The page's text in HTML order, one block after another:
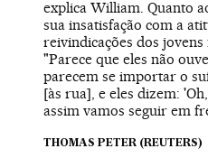
explica William. Quanto
sua insatisfação com a
reivindicações dos jovens
"Parece que eles não
parecem se importar o
[às rua], e eles dizem:
assim vamos seguir em
THOMAS PETER (REUTERS)